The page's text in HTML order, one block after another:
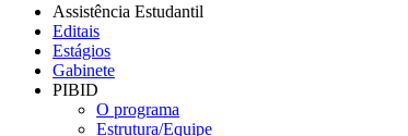
Assistência Estudantil
Editais
Estágios
Gabinete
PIBID
O programa
Estrutura/Equipe